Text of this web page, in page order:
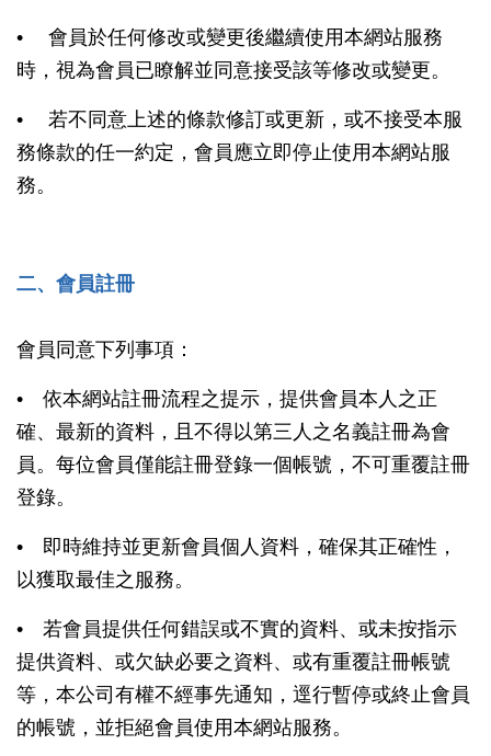
• 會員於任何修改或變更後繼續使用本網站服務
時，視為會員已瞭解並同意接受該等修改或變更。
• 若不同意上述的條款修訂或更新，或不接受本服
務條款的任一約定，會員應立即停止使用本網站服
務。
二、會員註冊
會員同意下列事項：
• 依本網站註冊流程之提示，提供會員本人之正
確、最新的資料，且不得以第三人之名義註冊為會
員。每位會員僅能註冊登錄一個帳號，不可重覆註冊
登錄。
• 即時維持並更新會員個人資料，確保其正確性，
以獲取最佳之服務。
• 若會員提供任何錯誤或不實的資料、或未按指示
提供資料、或欠缺必要之資料、或有重覆註冊帳號
等，本公司有權不經事先通知，逕行暫停或終止會員
的帳號，並拒絕會員使用本網站服務。